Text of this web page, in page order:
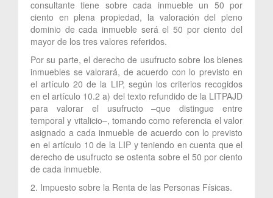
consultante tiene sobre cada inmueble un 50 por
ciento en plena propiedad, la valoración del pleno
dominio de cada inmueble será el 50 por ciento del
mayor de los tres valores referidos.
Por su parte, el derecho de usufructo sobre los bienes
inmuebles se valorará, de acuerdo con lo previsto en
el artículo 20 de la LIP, según los criterios recogidos
en el artículo 10.2 a) del texto refundido de la LITPAJD
para valorar el usufructo –que distingue entre
temporal y vitalicio–, tomando como referencia el valor
asignado a cada inmueble de acuerdo con lo previsto
en el artículo 10 de la LIP y teniendo en cuenta que el
derecho de usufructo se ostenta sobre el 50 por ciento
de cada inmueble.
2. Impuesto sobre la Renta de las Personas Físicas.